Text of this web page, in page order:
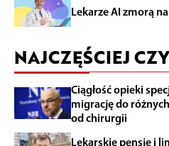
Lekarze AI zmorą na
NAJCZĘŚCIEJ
Ciągłość opieki
migrację do
od chirurgii
Lekarskie pensje i